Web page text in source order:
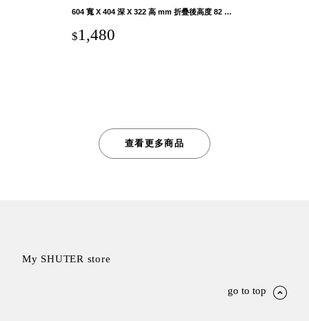
604 寬 X 404 深 X 322 高 mm 折疊後高度 82 mm
$1,480
查看更多商品
My SHUTER store
go to top